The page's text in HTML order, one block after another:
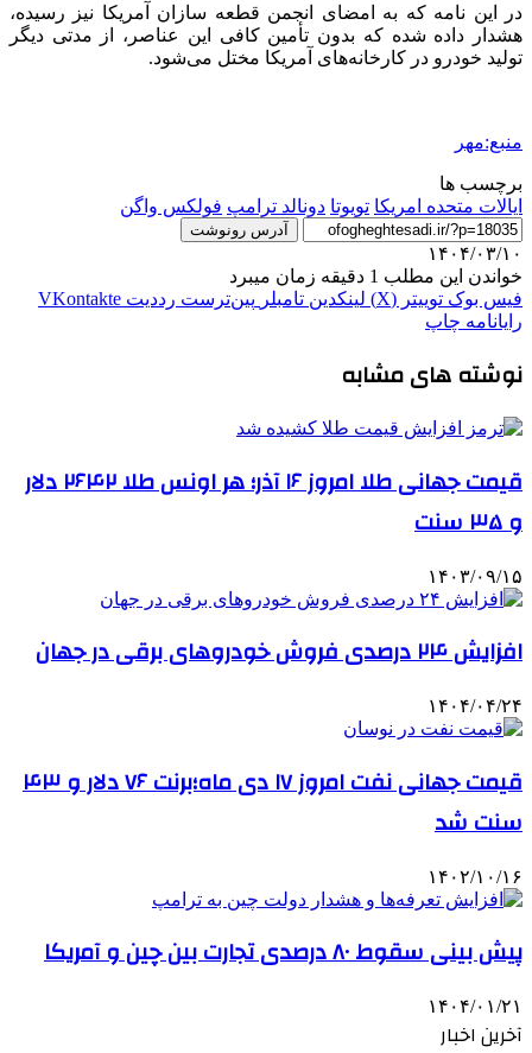
در این نامه که به امضای انجمن قطعه سازان آمریکا نیز رسیده،
هشدار داده شده که بدون تأمین کافی این عناصر، از مدتی دیگر
تولید خودرو در کارخانه‌های آمریکا مختل می‌شود.
منبع:مهر
برچسب ها
ایالات متحده امریکا تویوتا دونالد ترامپ فولکس واگن
آدرس رونوشت
۱۴۰۴/۰۳/۱۰
خواندن این مطلب 1 دقیقه زمان میبرد
فیس بوک توییتر (X) لینکدین ‫تامبلر ‫پین‌ترست ‫رددیت ‫VKontakte
رایانامه چاپ
نوشته های مشابه
قیمت جهانی طلا امروز ۱۶ آذر؛ هر اونس طلا ۲۶۴۲ دلار
و ۳۵ سنت
۱۴۰۳/۰۹/۱۵
افزایش ۲۴ درصدی فروش خودروهای برقی در جهان
۱۴۰۴/۰۴/۲۴
قیمت جهانی نفت امروز ۱۷ دی ماه؛برنت ۷۶ دلار و ۴۳
سنت شد
۱۴۰۲/۱۰/۱۶
پیش بینی سقوط ۸۰ درصدی تجارت بین چین و آمریکا
۱۴۰۴/۰۱/۲۱
آخرین اخبار